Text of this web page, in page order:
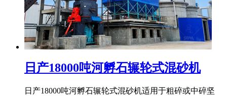
日产18000吨河孵石辗轮式混砂机
日产18000吨河孵石辗轮式混砂机适用于粗碎或中碎坚